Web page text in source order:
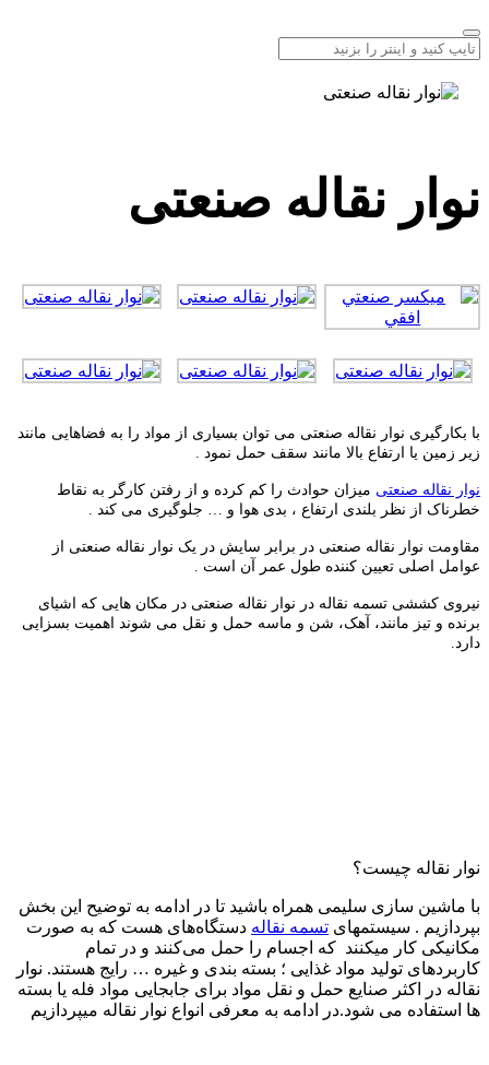
نوار نقاله صنعتی
با بکارگیری نوار نقاله صنعتی می توان بسیاری از مواد را به فضاهایی مانند
زیر زمین یا ارتفاع بالا مانند سقف حمل نمود .
نوار نقاله صنعتی میزان حوادث را کم کرده و از رفتن کارگر به نقاط
خطرناک از نظر بلندی ارتفاع ، بدی هوا و … جلوگیری می کند .
مقاومت نوار نقاله صنعتی در برابر سایش در یک نوار نقاله صنعتی از
عوامل اصلی تعیین کننده طول عمر آن است .
نیروی کششی تسمه نقاله در نوار نقاله صنعتی در مکان هایی که اشیای
برنده و تیز مانند، آهک، شن و ماسه حمل و نقل می شوند اهمیت بسزایی
دارد.
نوار نقاله چیست؟
با ماشین سازی سلیمی همراه باشید تا در ادامه به توضیح این بخش
بپردازیم . سیستمهای تسمه نقاله دستگاه‌های هست که به صورت
مکانیکی کار میکنند که اجسام را حمل می‌کنند و در تمام
کاربردهای تولید مواد غذایی ؛ بسته بندی و غیره … رایج هستند. نوار
نقاله در اکثر صنایع حمل و نقل مواد برای جابجایی مواد فله یا بسته
ها استفاده می شود.در ادامه به معرفی انواع نوار نقاله میپردازیم